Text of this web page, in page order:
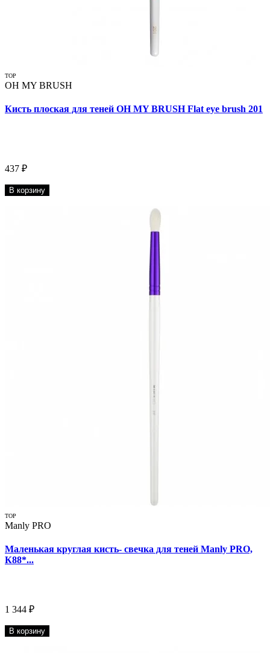
TOP
OH MY BRUSH
Кисть плоская для теней OH MY BRUSH Flat eye brush 201
437 ₽
В корзину
TOP
Manly PRO
Маленькая круглая кисть- свечка для теней Manly PRO,
К88*...
1 344 ₽
В корзину